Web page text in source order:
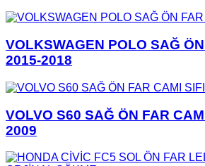
VOLKSWAGEN POLO SAĞ
2015-2018
VOLVO S60 SAĞ ÖN FAR
2009